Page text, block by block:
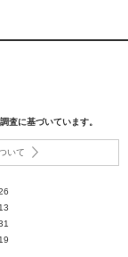
査に基づいています。
いて